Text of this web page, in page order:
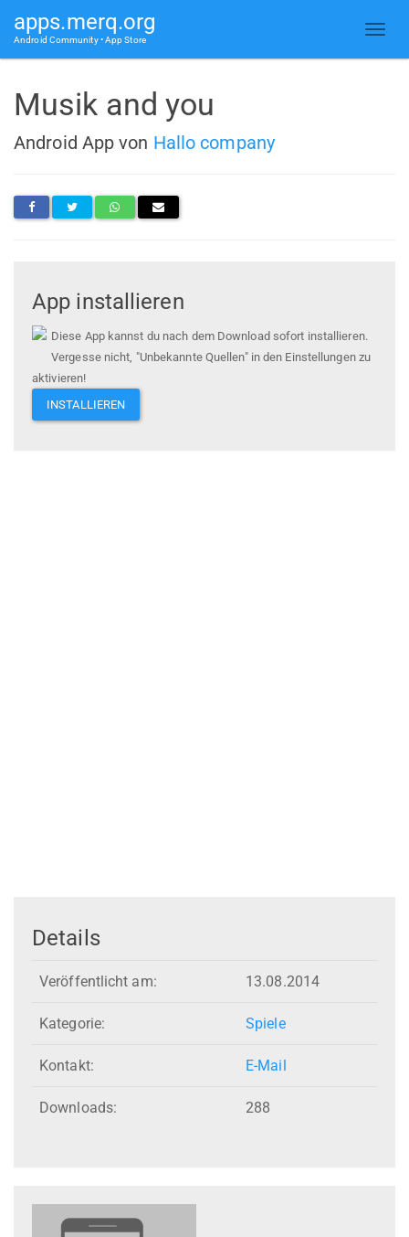
apps.merq.org
Android Community • App Store
Musik and you
Android App von Hallo company
App installieren
Diese App kannst du nach dem Download sofort installieren.
Vergesse nicht, "Unbekannte Quellen" in den Einstellungen zu
aktivieren!
INSTALLIEREN
Details
Veröffentlicht am: 13.08.2014
Kategorie: Spiele
Kontakt: E-Mail
Downloads: 288